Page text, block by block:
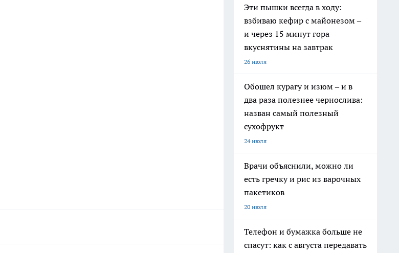
Эти пышки всегда в ходу:
взбиваю кефир с майонезом –
и через 15 минут гора
вкуснятины на завтрак
26 июля
Обошел курагу и изюм – и в
два раза полезнее чернослива:
назван самый полезный
сухофрукт
24 июля
Врачи объяснили, можно ли
есть гречку и рис из варочных
пакетиков
20 июля
Телефон и бумажка больше не
спасут: как с августа передавать